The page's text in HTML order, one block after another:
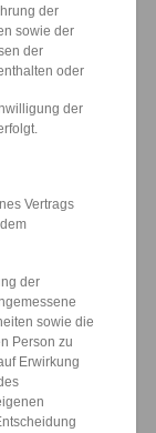
der
sowie der
der
oder
der
Vertrags
der
sowie die
Person zu
Erwirkung